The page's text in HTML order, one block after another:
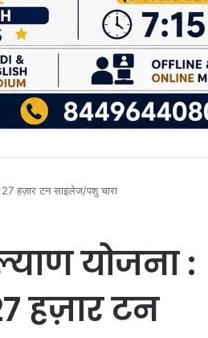
27 हज़ार टन साइलेज/पशु चारा
योजना :
हज़ार टन